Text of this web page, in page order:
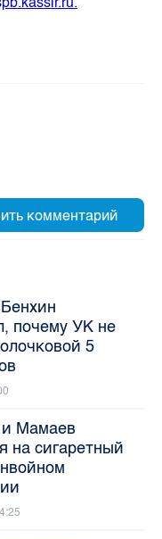
почему УК не
5
Мамаев
на сигаретный